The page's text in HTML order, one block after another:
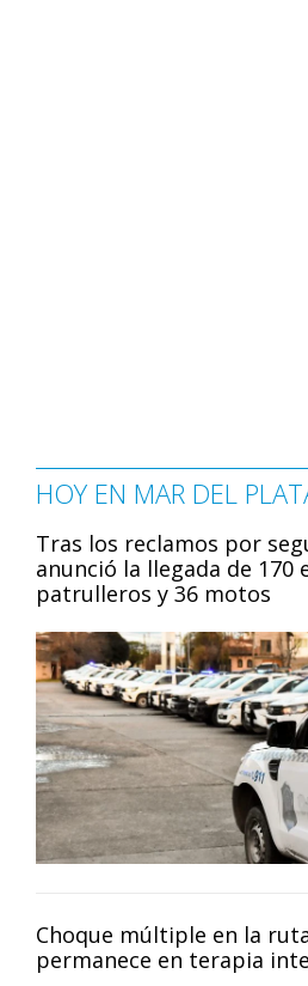
HOY EN MAR DEL
Tras los reclamos por
anunció la llegada de 170
patrulleros y 36 motos
Choque múltiple en la
permanece en terapia